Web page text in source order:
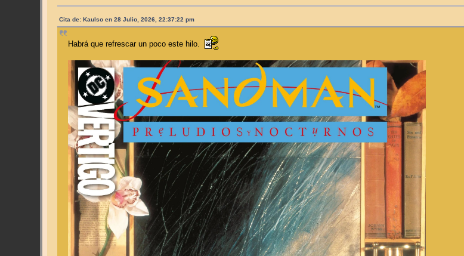
Cita de: Kaulso en 28 Julio, 2026, 22:37:22 pm
Habrá que refrescar un poco este hilo.